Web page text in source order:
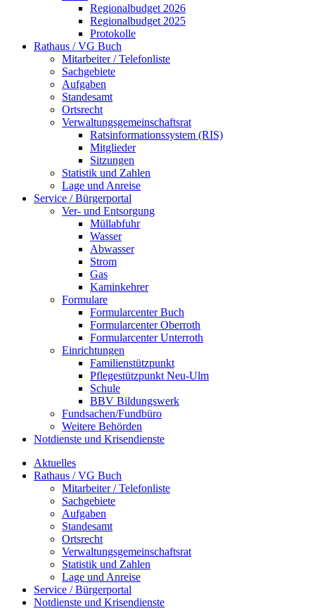
Regionalbudget 2026
Regionalbudget 2025
Protokolle
Rathaus / VG Buch
Mitarbeiter / Telefonliste
Sachgebiete
Aufgaben
Standesamt
Ortsrecht
Verwaltungsgemeinschaftsrat
Ratsinformationssystem (RIS)
Mitglieder
Sitzungen
Statistik und Zahlen
Lage und Anreise
Service / Bürgerportal
Ver- und Entsorgung
Müllabfuhr
Wasser
Abwasser
Strom
Gas
Kaminkehrer
Formulare
Formularcenter Buch
Formularcenter Oberroth
Formularcenter Unterroth
Einrichtungen
Familienstützpunkt
Pflegestützpunkt Neu-Ulm
Schule
BBV Bildungswerk
Fundsachen/Fundbüro
Weitere Behörden
Notdienste und Krisendienste
Aktuelles
Rathaus / VG Buch
Mitarbeiter / Telefonliste
Sachgebiete
Aufgaben
Standesamt
Ortsrecht
Verwaltungsgemeinschaftsrat
Statistik und Zahlen
Lage und Anreise
Service / Bürgerportal
Notdienste und Krisendienste